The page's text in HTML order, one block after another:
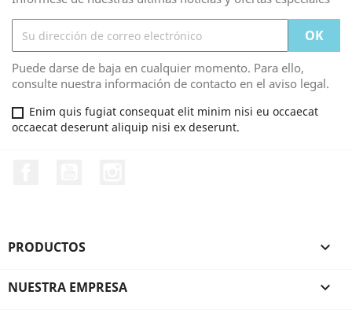
Puede darse de baja en cualquier momento. Para ello,
consulte nuestra información de contacto en el aviso legal.
Enim quis fugiat consequat elit minim nisi eu occaecat
occaecat deserunt aliquip nisi ex deserunt.
PRODUCTOS 
NUESTRA EMPRESA 